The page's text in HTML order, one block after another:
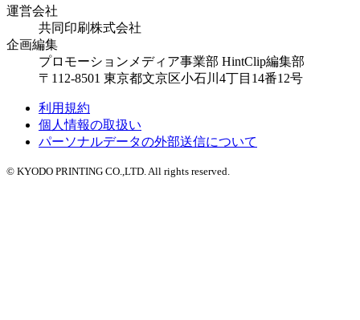
運営会社
共同印刷株式会社
企画編集
プロモーションメディア事業部 HintClip編集部
〒112-8501 東京都文京区小石川4丁目14番12号
利用規約
個人情報の取扱い
パーソナルデータの外部送信について
© KYODO PRINTING CO.,LTD. All rights reserved.